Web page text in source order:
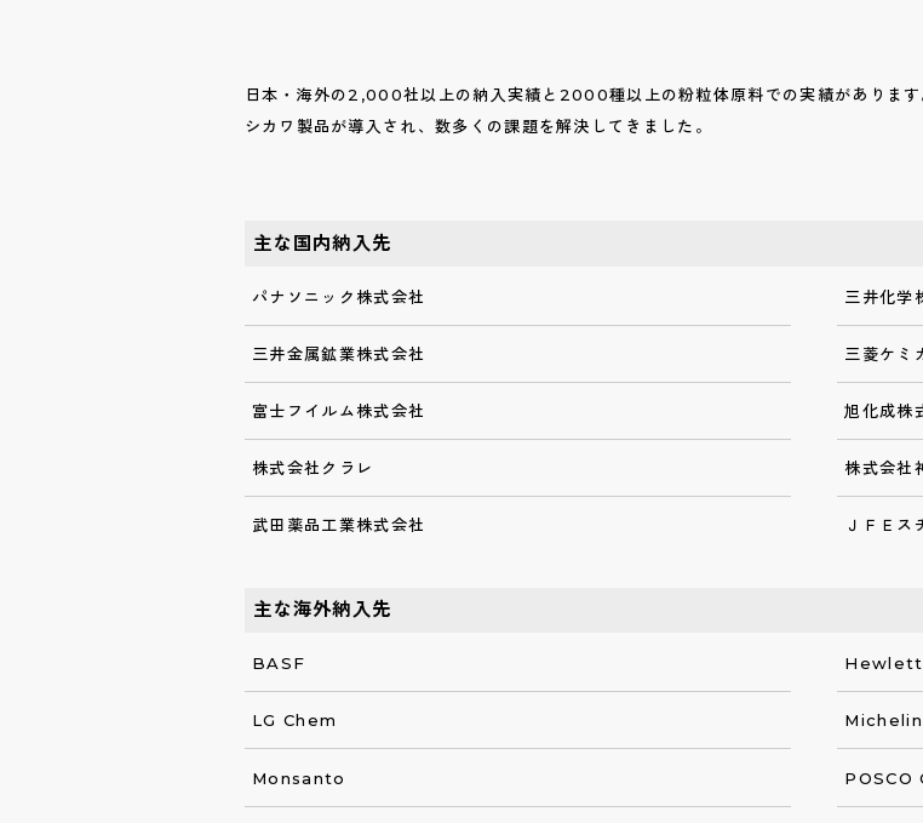
日本・海外の2,000社以上の納入実績と2000種以上の粉粒体原料での実績がありま
シカワ製品が導入され、数多くの課題を解決してきました。
主な国内納入先
パナソニック株式会社 三井化学
三井金属鉱業株式会社 三菱ケミ
富士フイルム株式会社 旭化成株
株式会社クラレ 株式会社
武田薬品工業株式会社 ＪＦＥス
主な海外納入先
BASF
LG Chem
Monsanto POSCO